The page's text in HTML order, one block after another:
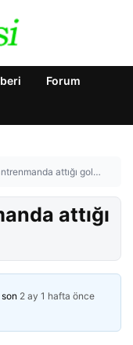
Forum
attığı gol…
attığı
2 ay 1 hafta önce